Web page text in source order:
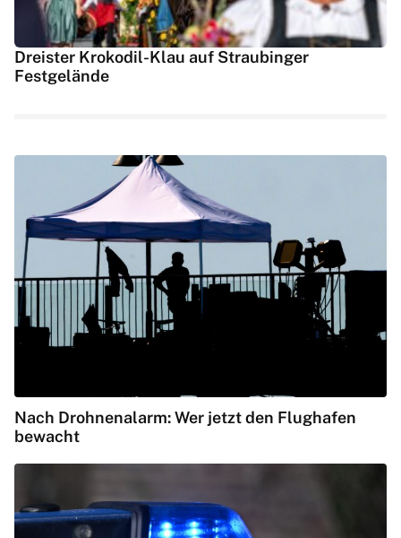
Dreister Krokodil-Klau auf Straubinger
Festgelände
Nach Drohnenalarm: Wer jetzt den Flughafen
bewacht